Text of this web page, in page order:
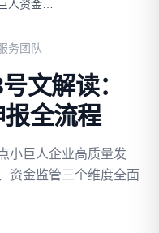
务团队
文解读：
全流程
小巨人企业高质量发
资金监管三个维度全面